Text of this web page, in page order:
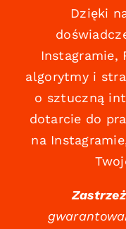
Dzięki
Instagramie,
algorytmy i
o sztuczną
dotarcie do
na